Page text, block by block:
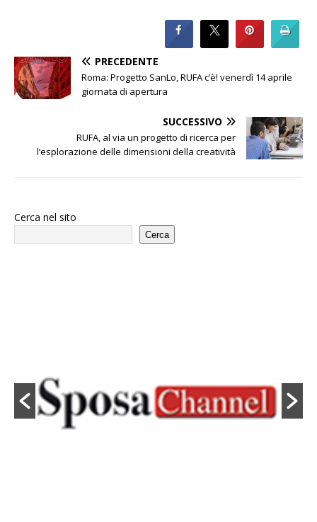
PRECEDENTE
Roma: Progetto SanLo, RUFA c’è! venerdì 14 aprile
giornata di apertura
SUCCESSIVO
RUFA, al via un progetto di ricerca per
l’esplorazione delle dimensioni della creatività
Cerca nel sito
Cerca